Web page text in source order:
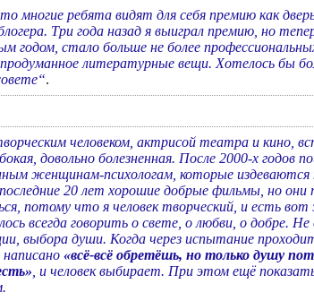
многие ребята видят для себя премию как
Три года назад я выиграл премию, но
стало больше не более
литературные вещи. Хотелось бы
.
человеком, актрисой театра и кино,
довольно болезненная. После 2000-х годов
женщинам-психологам, которые издеваются
20 лет хорошие добрые фильмы, но они
потому что я человек творческий, и есть
всегда говорить о свете, о любви, о добре. Не
выбора души. Когда через испытание
«всё-всё обретёшь, но только душу
, и человек выбирает. При этом ещё